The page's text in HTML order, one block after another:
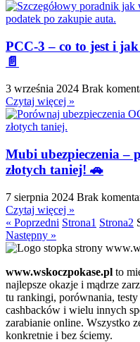
PCC-3 – co to jest i
📄
3 września 2024 Brak
Czytaj więcej »
Mubi ubezpieczenia –
złotych taniej! 🚗
7 sierpnia 2024 Brak
Czytaj więcej »
« Poprzedni Strona1 Strona2
Następny »
www.wskoczpokase.pl to
najlepsze okazje i mądrze
tu rankingi, porównania,
cashbacków i wielu innych
zarabianie online. Wszystko
konkretnie i bez ściemy.